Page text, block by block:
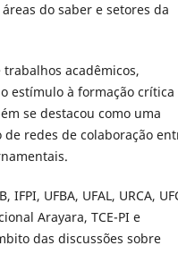
do saber e setores da
acadêmicos,
estímulo à formação crítica
se destacou como uma
redes de colaboração
UFBA, UFAL, URCA,
Arayara, TCE-PI e
das discussões sobre